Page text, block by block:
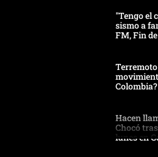
"Tengo el
sismo a
FM, Fin
Terremoto
Colombia?
Hacen
Chocó
lunes en